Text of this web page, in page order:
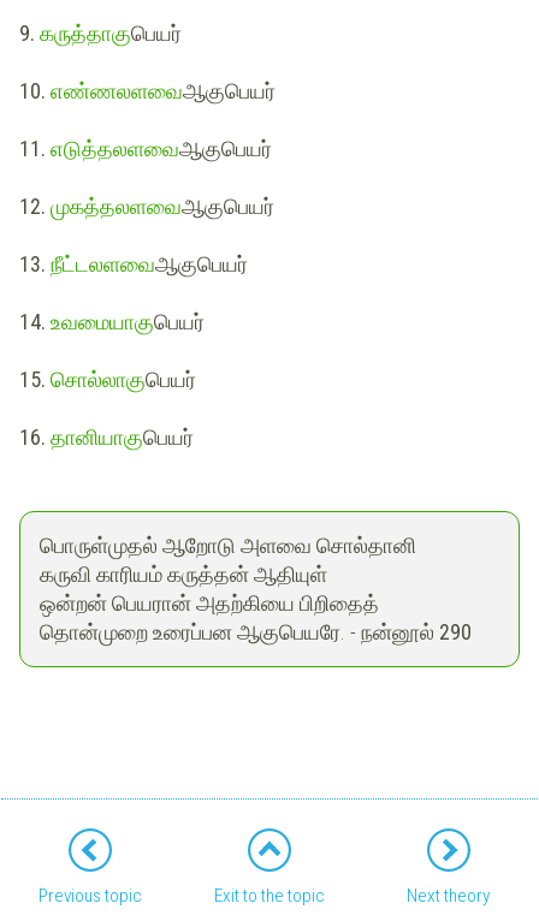
9. கருத்தாகுபெயர்
10. எண்ணலளவைஆகுபெயர்
11. எடுத்தலளவைஆகுபெயர்
12. முகத்தலளவைஆகுபெயர்
13. நீட்டலளவைஆகுபெயர்
14. உவமையாகுபெயர்
15. சொல்லாகுபெயர்
16. தானியாகுபெயர்
பொருள்முதல் ஆறோடு அளவை சொல்தானி
கருவி காரியம் கருத்தன் ஆதியுள்
ஒன்றன் பெயரான் அதற்கியை பிறிதைத்
தொன்முறை உரைப்பன ஆகுபெயரே. - நன்னூல் 290
Previous topic Exit to the topic Next theory